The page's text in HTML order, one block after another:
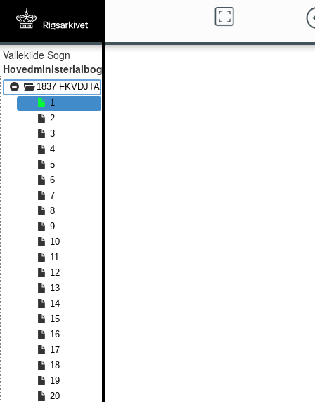
Vallekilde Sogn
Hovedministerialbog
1837 FKVDJTA - 1869 FKVDJTA
1
2
3
4
5
6
7
8
9
10
11
12
13
14
15
16
17
18
19
20